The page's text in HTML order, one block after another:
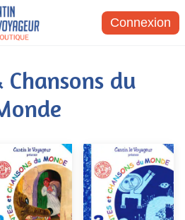
Connexion
Chansons du